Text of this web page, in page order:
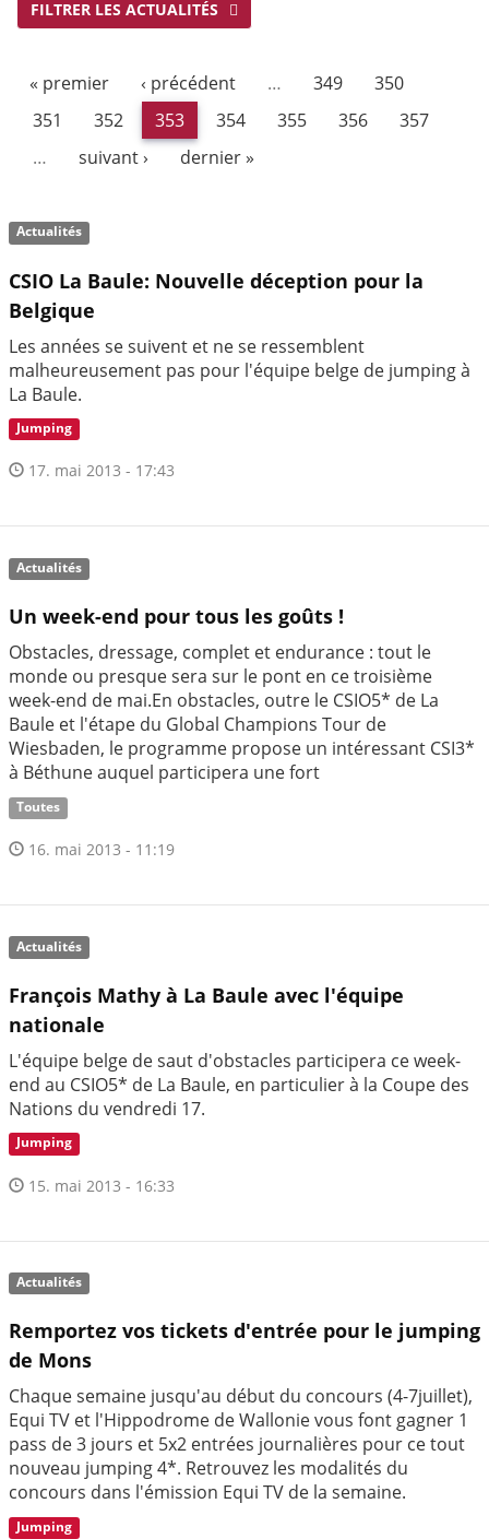
FILTRER LES ACTUALITÉS
« premier ‹ précédent … 349
350
351
352 353 354 355 356
357
…
suivant › dernier »
Actualités
CSIO La Baule: Nouvelle déception pour la
Belgique
Les années se suivent et ne se ressemblent
malheureusement pas pour l'équipe belge de jumping à
La Baule.
Jumping
17. mai 2013 - 17:43
Actualités
Un week-end pour tous les goûts !
Obstacles, dressage, complet et endurance : tout le
monde ou presque sera sur le pont en ce troisième
week-end de mai.En obstacles, outre le CSIO5* de La
Baule et l'étape du Global Champions Tour de
Wiesbaden, le programme propose un intéressant CSI3*
à Béthune auquel participera une fort
Toutes
16. mai 2013 - 11:19
Actualités
François Mathy à La Baule avec l'équipe
nationale
L'équipe belge de saut d'obstacles participera ce week-
end au CSIO5* de La Baule, en particulier à la Coupe des
Nations du vendredi 17.
Jumping
15. mai 2013 - 16:33
Actualités
Remportez vos tickets d'entrée pour le jumping
de Mons
Chaque semaine jusqu'au début du concours (4-7juillet),
Equi TV et l'Hippodrome de Wallonie vous font gagner 1
pass de 3 jours et 5x2 entrées journalières pour ce tout
nouveau jumping 4*. Retrouvez les modalités du
concours dans l'émission Equi TV de la semaine.
Jumping